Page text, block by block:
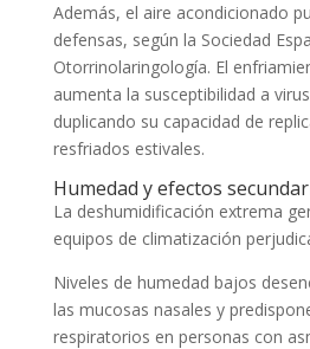
Además, el aire acondicionado
defensas, según la Sociedad
Otorrinolaringología. El
aumenta la susceptibilidad a
duplicando su capacidad de
resfriados estivales.
Humedad y efectos
La deshumidificación extrema
equipos de climatización
Niveles de humedad bajos
las mucosas nasales y
respiratorios en personas con